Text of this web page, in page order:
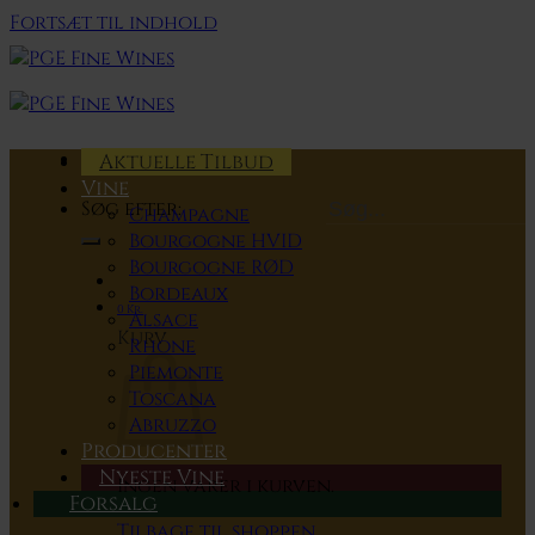
Fortsæt til indhold
Søg efter:
0 Kr.
Kurv
Ingen varer i kurven.
Aktuelle Tilbud
Vine
Champagne
Bourgogne HVID
Bourgogne RØD
Bordeaux
Alsace
Rhone
Piemonte
Toscana
Abruzzo
Producenter
Nyeste Vine
Forsalg